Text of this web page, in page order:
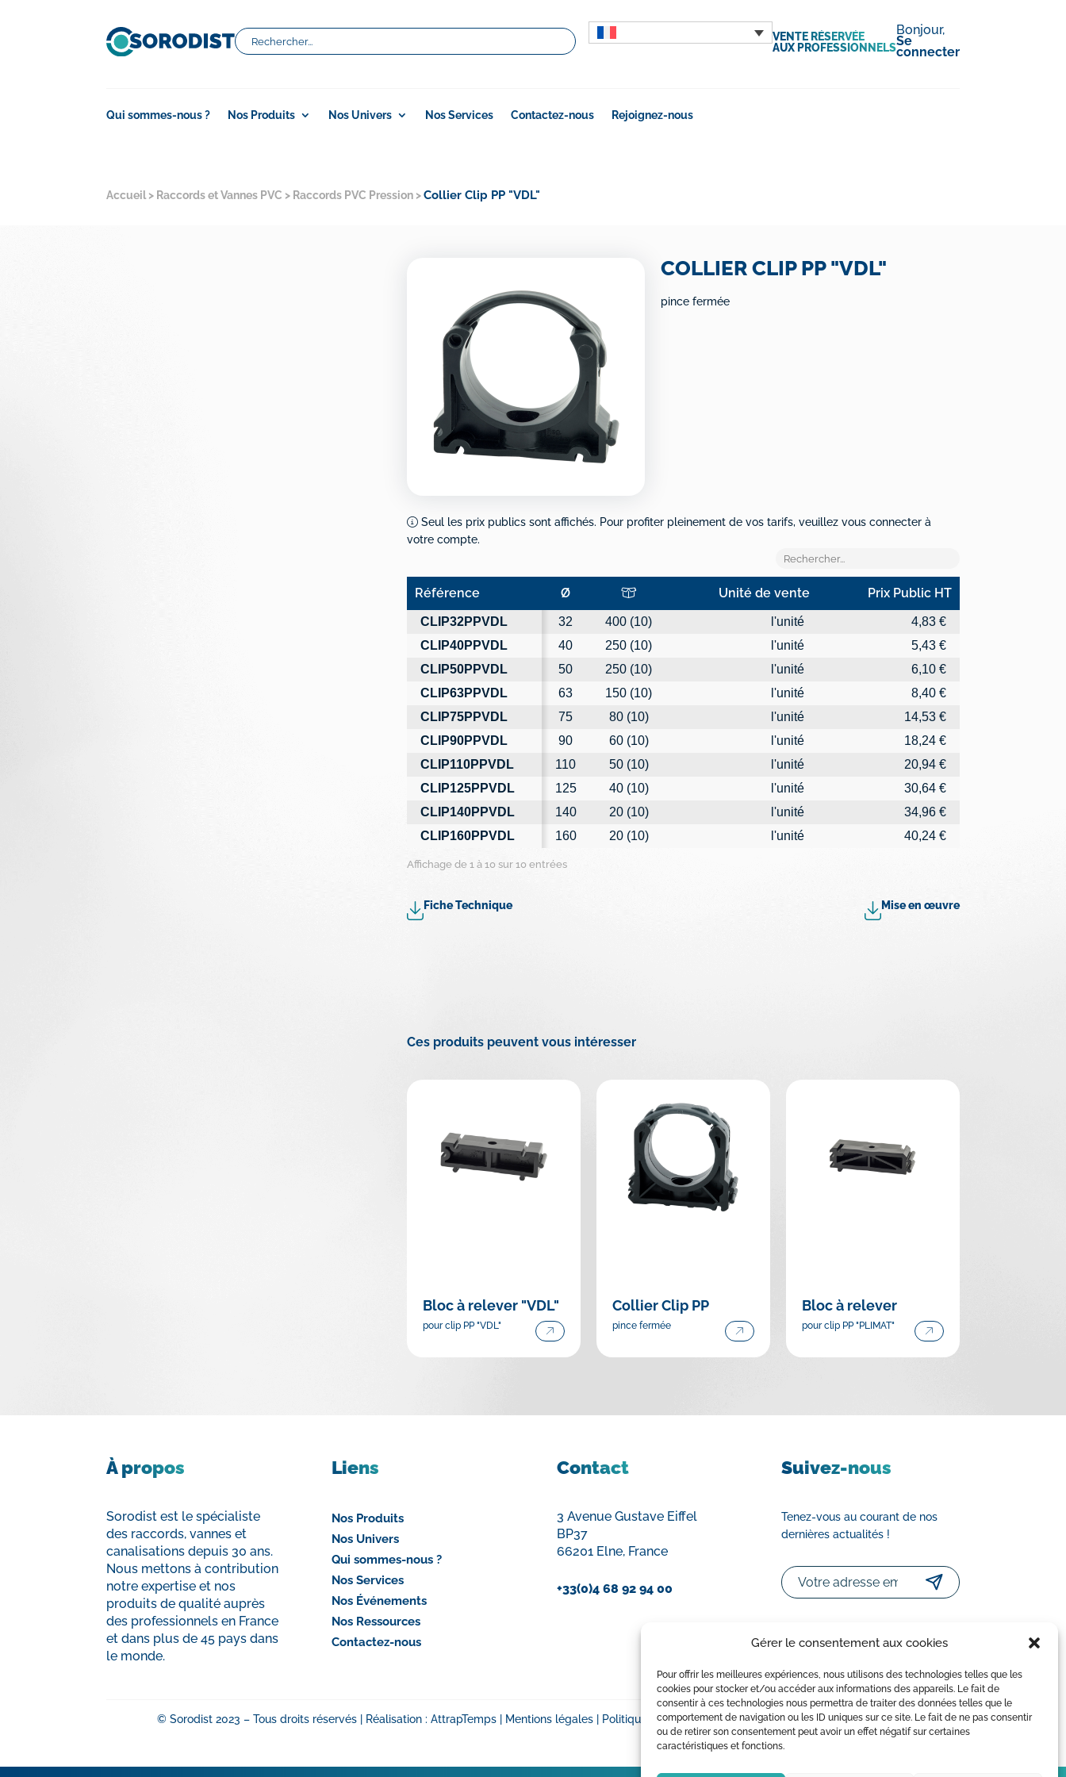
Gérer le consentement aux cookies
Pour offrir les meilleures expériences, nous utilisons des technologies telles que les
cookies pour stocker et/ou accéder aux informations des appareils. Le fait de
consentir à ces technologies nous permettra de traiter des données telles que le
comportement de navigation ou les ID uniques sur ce site. Le fait de ne pas consentir
ou de retirer son consentement peut avoir un effet négatif sur certaines
caractéristiques et fonctions.
VENTE RÉSERVÉE
AUX PROFESSIONNELS
Bonjour,
Se
connecter
Qui sommes-nous ? Nos Produits Nos Univers Nos Services Contactez-nous Rejoignez-nous
Accueil > Raccords et Vannes PVC > Raccords PVC Pression >Collier Clip PP "VDL"
COLLIER CLIP PP "VDL"
pince fermée
Seul les prix publics sont affichés. Pour profiter pleinement de vos tarifs, veuillez vous connecter à
votre compte.
Référence Ø Unité de vente Prix Public HT
Référence Ø Unité de vente Prix Public HT
CLIP32PPVDL 32 400 (10) l'unité
4,83 €
CLIP40PPVDL
40 250 (10) l'unité
5,43 €
CLIP50PPVDL
50 250 (10) l'unité
6,10 €
CLIP63PPVDL
63 150 (10) l'unité
8,40 €
CLIP75PPVDL
75 80 (10) l'unité
14,53 €
CLIP90PPVDL
90 60 (10) l'unité
18,24 €
CLIP110PPVDL
110 50 (10) l'unité
20,94 €
CLIP125PPVDL
125 40 (10) l'unité
30,64 €
CLIP140PPVDL
140 20 (10) l'unité
34,96 €
CLIP160PPVDL
160 20 (10) l'unité 40,24 €
Affichage de 1 à 10 sur 10 entrées
Fiche Technique Mise en œuvre
Ces produits peuvent vous intéresser
Bloc à relever "VDL"
pour clip PP "VDL"
Collier Clip PP
pince fermée
Bloc à relever
pour clip PP "PLIMAT"
À propos
Sorodist est le spécialiste
des raccords, vannes et
canalisations depuis 30 ans.
Nous mettons à contribution
notre expertise et nos
produits de qualité auprès
des professionnels en France
et dans plus de 45 pays dans
le monde.
Liens
Nos Produits
Nos Univers
Qui sommes-nous ?
Nos Services
Nos Événements
Nos Ressources
Contactez-nous
Contact
3 Avenue Gustave Eiffel
BP37
66201 Elne, France
+33(0)4 68 92 94 00
Suivez-nous
Tenez-vous au courant de nos
dernières actualités !
Email
© Sorodist 2023 – Tous droits réservés | Réalisation : AttrapTemps Mentions légales Politique de confidentialité|Conditions Générales de Vente